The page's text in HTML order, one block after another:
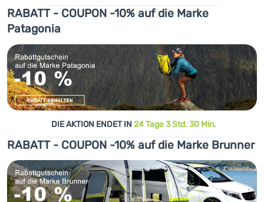
RABATT - COUPON -10% auf die Marke
Patagonia
DIE AKTION ENDET IN 24 Tage 3 Std. 30 Min.
RABATT - COUPON -10% auf die Marke Brunner